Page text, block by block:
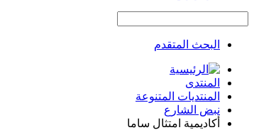
البحث المتقدم
المنتدى
المنتديات المتنوعة
نبض الشارع
أكاديمية امتثال ساما